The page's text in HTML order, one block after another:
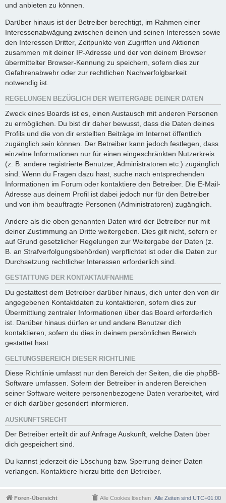
und anbieten zu können.
Darüber hinaus ist der Betreiber berechtigt, im Rahmen einer
Interessenabwägung zwischen deinen und seinen Interessen sowie
den Interessen Dritter, Zeitpunkte von Zugriffen und Aktionen
zusammen mit deiner IP-Adresse und der von deinem Browser
übermittelter Browser-Kennung zu speichern, sofern dies zur
Gefahrenabwehr oder zur rechtlichen Nachverfolgbarkeit
notwendig ist.
REGELUNGEN BEZÜGLICH DER WEITERGABE DEINER DATEN
Zweck eines Boards ist es, einen Austausch mit anderen Personen
zu ermöglichen. Du bist dir daher bewusst, dass die Daten deines
Profils und die von dir erstellten Beiträge im Internet öffentlich
zugänglich sein können. Der Betreiber kann jedoch festlegen, dass
einzelne Informationen nur für einen eingeschränkten Nutzerkreis
(z. B. andere registrierte Benutzer, Administratoren etc.) zugänglich
sind. Wenn du Fragen dazu hast, suche nach entsprechenden
Informationen im Forum oder kontaktiere den Betreiber. Die E-Mail-
Adresse aus deinem Profil ist dabei jedoch nur für den Betreiber
und von ihm beauftragte Personen (Administratoren) zugänglich.
Andere als die oben genannten Daten wird der Betreiber nur mit
deiner Zustimmung an Dritte weitergeben. Dies gilt nicht, sofern er
auf Grund gesetzlicher Regelungen zur Weitergabe der Daten (z.
B. an Strafverfolgungsbehörden) verpflichtet ist oder die Daten zur
Durchsetzung rechtlicher Interessen erforderlich sind.
GESTATTUNG DER KONTAKTAUFNAHME
Du gestattest dem Betreiber darüber hinaus, dich unter den von dir
angegebenen Kontaktdaten zu kontaktieren, sofern dies zur
Übermittlung zentraler Informationen über das Board erforderlich
ist. Darüber hinaus dürfen er und andere Benutzer dich
kontaktieren, sofern du dies in deinem persönlichen Bereich
gestattet hast.
GELTUNGSBEREICH DIESER RICHTLINIE
Diese Richtlinie umfasst nur den Bereich der Seiten, die die phpBB-
Software umfassen. Sofern der Betreiber in anderen Bereichen
seiner Software weitere personenbezogene Daten verarbeitet, wird
er dich darüber gesondert informieren.
AUSKUNFTSRECHT
Der Betreiber erteilt dir auf Anfrage Auskunft, welche Daten über
dich gespeichert sind.
Du kannst jederzeit die Löschung bzw. Sperrung deiner Daten
verlangen. Kontaktiere hierzu bitte den Betreiber.
Foren-Übersicht Alle Zeiten sind UTC+01:00
Alle Cookies löschen